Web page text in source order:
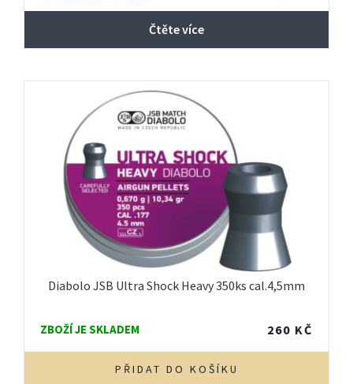
Čtěte více
Diabolo JSB Ultra Shock Heavy 350ks cal.4,5mm
ZBOŽÍ JE SKLADEM 260 KČ
PŘIDAT DO KOŠÍKU